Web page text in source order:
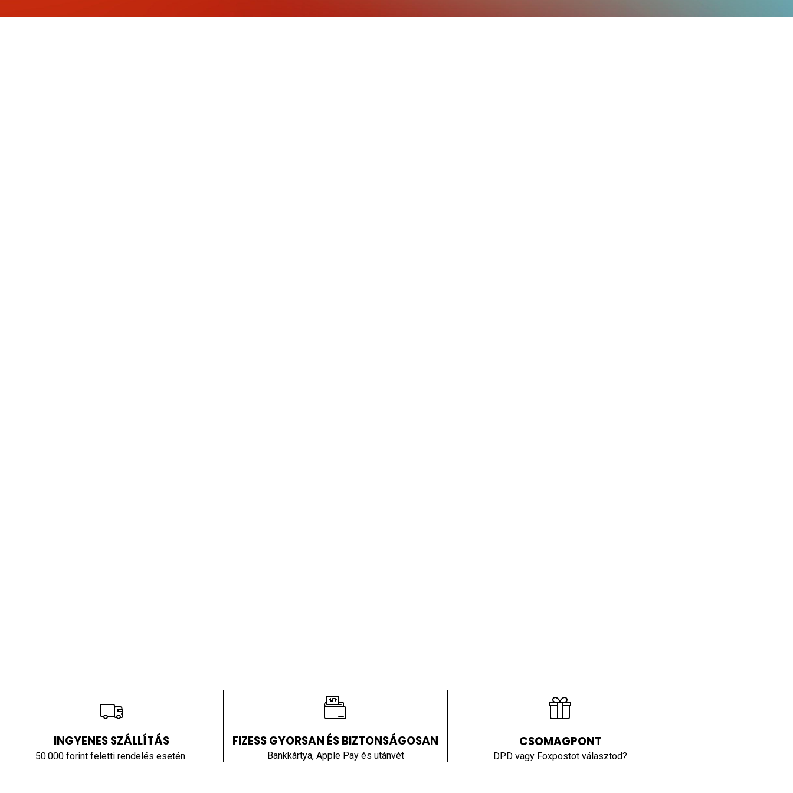
INGYENES SZÁLLÍTÁS
50.000 forint feletti rendelés esetén.
FIZESS GYORSAN ÉS BIZTONSÁGOSAN
Bankkártya, Apple Pay és utánvét
CSOMAGPONT
DPD vagy Foxpostot választod?